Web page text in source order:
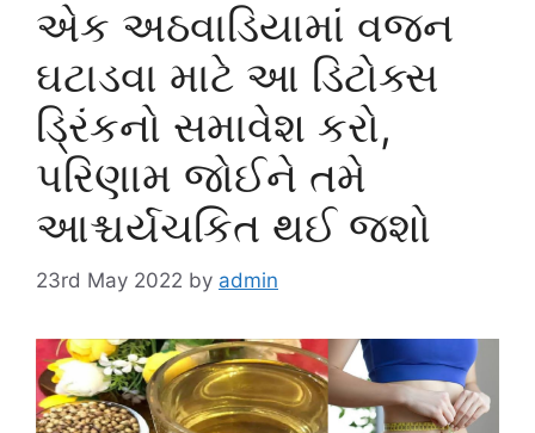
એક અઠવાડિયામાં વજન
ઘટાડવા માટે આ ડિટોક્સ
ડ્રિંકનો સમાવેશ કરો,
પરિણામ જોઈને તમે
આશ્ચર્યચકિત થઈ જશો
23rd May 2022 by admin